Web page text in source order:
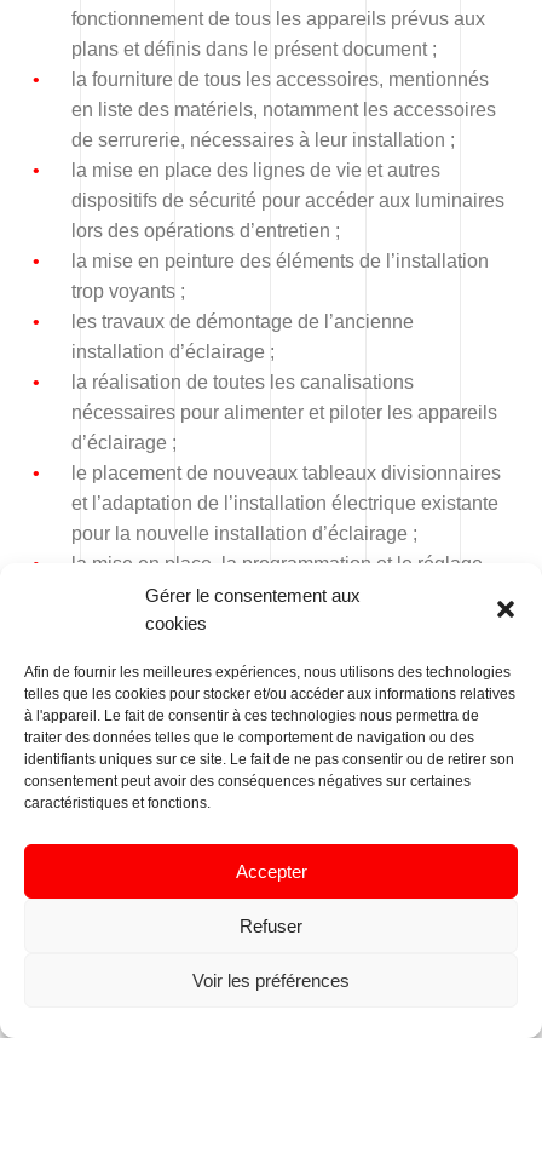
Gérer le consentement aux
cookies
Afin de fournir les meilleures expériences, nous utilisons des technologies
telles que les cookies pour stocker et/ou accéder aux informations relatives
à l'appareil. Le fait de consentir à ces technologies nous permettra de
traiter des données telles que le comportement de navigation ou des
identifiants uniques sur ce site. Le fait de ne pas consentir ou de retirer son
consentement peut avoir des conséquences négatives sur certaines
caractéristiques et fonctions.
Accepter
Refuser
Voir les préférences
fonctionnement de tous les appareils prévus aux
plans et définis dans le présent document ;
la fourniture de tous les accessoires, mentionnés
en liste des matériels, notamment les accessoires
de serrurerie, nécessaires à leur installation ;
la mise en place des lignes de vie et autres
dispositifs de sécurité pour accéder aux luminaires
lors des opérations d’entretien ;
la mise en peinture des éléments de l’installation
trop voyants ;
les travaux de démontage de l’ancienne
installation d’éclairage ;
la réalisation de toutes les canalisations
nécessaires pour alimenter et piloter les appareils
d’éclairage ;
le placement de nouveaux tableaux divisionnaires
et l’adaptation de l’installation électrique existante
pour la nouvelle installation d’éclairage ;
la mise en place, la programmation et le réglage
des dispositifs de commande de ces éclairages ;
les séances d’essais et de réglages nécessaires
les travaux et fournitures complémentaires
quelconques ;
la restauration en général et la remise en parfait
état des maçonneries, pavements, enduits sur
murs, hourdis et planchers, plafonds, menuiseries,
la présente entreprise ;
l’enlèvement régulier des décombres et matériaux
devenus sans emploi provenant des travaux de
les soins de l’adjudicataire ;